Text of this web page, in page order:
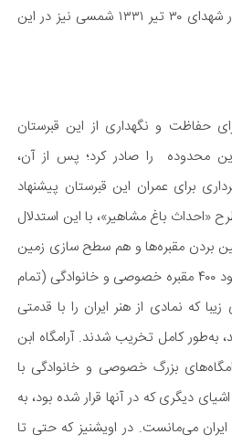
نویسنده و مترجم معاصر و مزار شهدای ۳۰ تیر ۱۳۳۱ شمسی نیز در این
برای حفاظت و نگهداری از این قبرستان
محدوده را صادر کرد؛ پس از آن،
برای عمران این قبرستان پیشنهاد
«احداث باغ مشاهیر»، با این استدلال
بردن مقبره‌ها و هم‌ سطح‌ سازی زمین
آرامگاه ابن بابویه‌ است، در حدود ۴۰۰ مقبره خصوصی و خانوادگی (تمام
که نمادی از هنر ایران را با قدمتی
به‌طور کامل تخریب شدند. آرامگاه ابن
بزرگ خصوصی و خانوادگی با
دیگری که در آنها قرار شده بود، به
می‌مانست. در اویشنیز که حتی تا